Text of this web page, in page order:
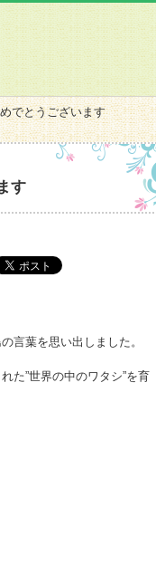
でとうございます
す
言葉を思い出しました。
た”世界の中のワタシ”を育